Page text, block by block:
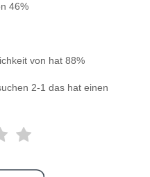
46%
von hat 88%
2-1 das hat einen